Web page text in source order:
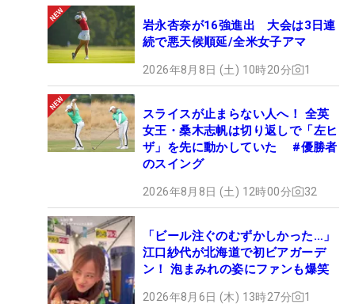
岩永杏奈が16強進出 大会は3日連
続で悪天候順延/全米女子アマ
2026年8月8日 (土) 10時20分 1
スライスが止まらない人へ！ 全英
女王・桑木志帆は切り返しで「左ヒ
ザ」を先に動かしていた #優勝者
のスイング
2026年8月8日 (土) 12時00分 32
「ビール注ぐのむずかしかった…」
江口紗代が北海道で初ビアガーデ
ン！ 泡まみれの姿にファンも爆笑
2026年8月6日 (木) 13時27分 1